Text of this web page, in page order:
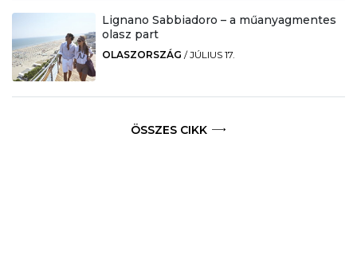
Lignano Sabbiadoro – a műanyagmentes
olasz part
OLASZORSZÁG /JÚLIUS 17.
ÖSSZES CIKK